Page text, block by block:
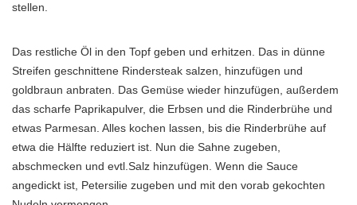
stellen.
Das restliche Öl in den Topf geben und erhitzen. Das in dünne
Streifen geschnittene Rindersteak salzen, hinzufügen und
goldbraun anbraten. Das Gemüse wieder hinzufügen, außerdem
das scharfe Paprikapulver, die Erbsen und die Rinderbrühe und
etwas Parmesan. Alles kochen lassen, bis die Rinderbrühe auf
etwa die Hälfte reduziert ist. Nun die Sahne zugeben,
abschmecken und evtl.Salz hinzufügen. Wenn die Sauce
angedickt ist, Petersilie zugeben und mit den vorab gekochten